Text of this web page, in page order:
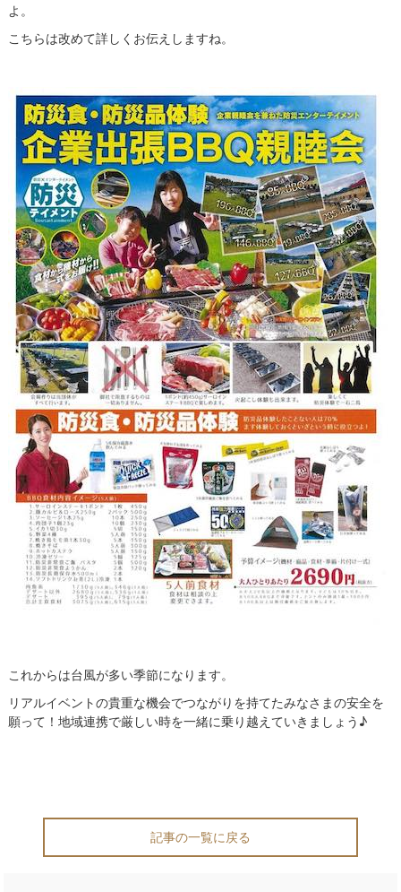
よ。
こちらは改めて詳しくお伝えしますね。
これからは台風が多い季節になります。
リアルイベントの貴重な機会でつながりを持てたみなさまの安全を
願って！地域連携で厳しい時を一緒に乗り越えていきましょう♪
記事の一覧に戻る